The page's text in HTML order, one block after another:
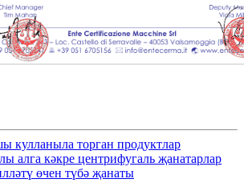
кулланыла торган продуктлар
алга кәкре центрифугаль җанатарлар
өчен түбә җанаты